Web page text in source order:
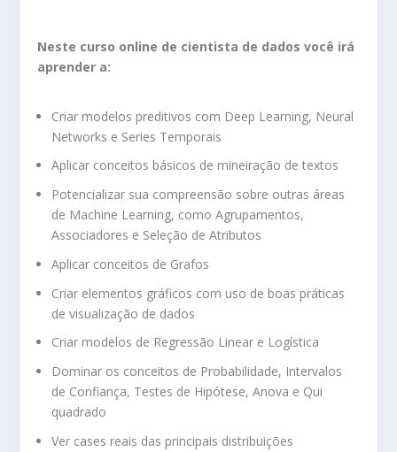
Neste curso online de cientista de dados você irá
aprender a:
Criar modelos preditivos com Deep Learning, Neural
Networks e Series Temporais
Aplicar conceitos básicos de mineiração de textos
Potencializar sua compreensão sobre outras áreas
de Machine Learning, como Agrupamentos,
Associadores e Seleção de Atributos
Aplicar conceitos de Grafos
Criar elementos gráficos com uso de boas práticas
de visualização de dados
Criar modelos de Regressão Linear e Logística
Dominar os conceitos de Probabilidade, Intervalos
de Confiança, Testes de Hipótese, Anova e Qui
quadrado
Ver cases reais das principais distribuições